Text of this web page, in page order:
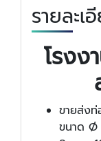
รายละเ
โรง
ขายส่ง
ขนาด Ø